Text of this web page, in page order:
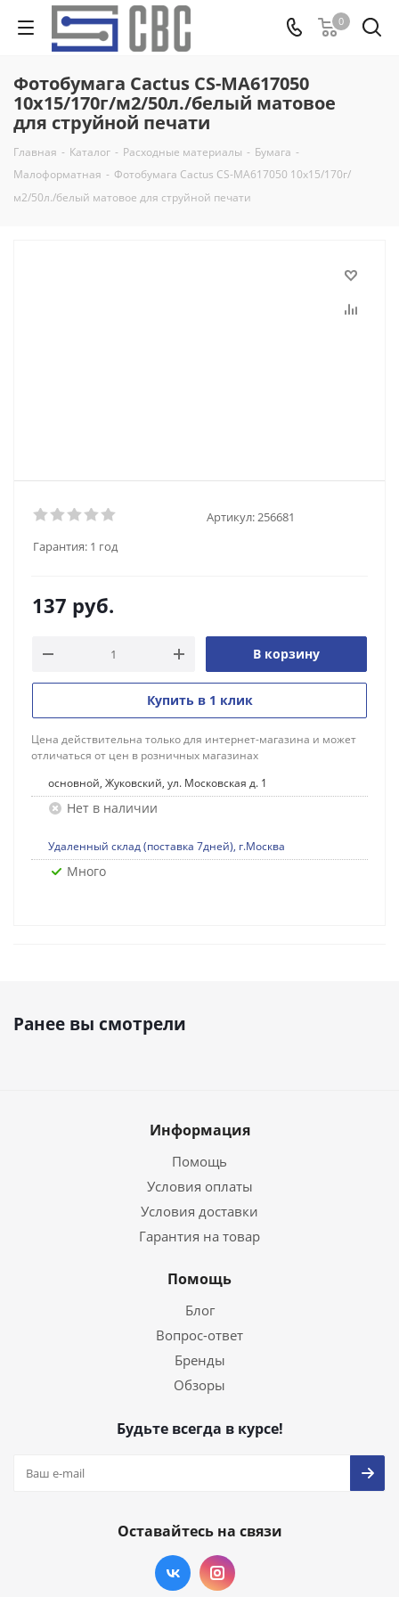
0
Фотобумага Cactus CS-MA617050
10x15/170г/м2/50л./белый матовое
для струйной печати
Главная - Каталог - Расходные материалы - Бумага -
Малоформатная - Фотобумага Cactus CS-MA617050 10x15/170г/
м2/50л./белый матовое для струйной печати
Артикул: 256681
Гарантия: 1 год
137 руб.
В корзину
Купить в 1 клик
Цена действительна только для интернет-магазина и может
отличаться от цен в розничных магазинах
основной, Жуковский, ул. Московская д. 1
Нет в наличии
Удаленный склад (поставка 7дней), г.Москва
Много
Ранее вы смотрели
Информация
Помощь
Условия оплаты
Условия доставки
Гарантия на товар
Помощь
Блог
Вопрос-ответ
Бренды
Обзоры
Будьте всегда в курсе!
Оставайтесь на связи